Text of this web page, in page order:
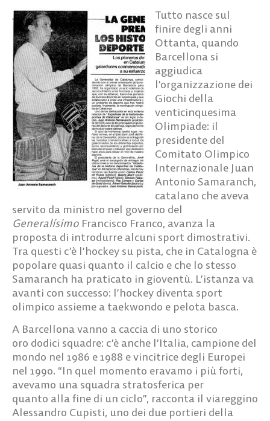
Tutto nasce sul
finire degli anni
Ottanta, quando
Barcellona si
aggiudica
l’organizzazione dei
Giochi della
venticinquesima
Olimpiade: il
presidente del
Comitato Olimpico
Internazionale Juan
Antonio Samaranch,
catalano che aveva
servito da ministro nel governo del
Generalísimo Francisco Franco, avanza la
proposta di introdurre alcuni sport dimostrativi.
Tra questi c’è l’hockey su pista, che in Catalogna è
popolare quasi quanto il calcio e che lo stesso
Samaranch ha praticato in gioventù. L’istanza va
avanti con successo: l’hockey diventa sport
olimpico assieme a taekwondo e pelota basca.
A Barcellona vanno a caccia di uno storico
oro dodici squadre: c’è anche l’Italia, campione del
mondo nel 1986 e 1988 e vincitrice degli Europei
nel 1990. “In quel momento eravamo i più forti,
avevamo una squadra stratosferica per
quanto alla fine di un ciclo”, racconta il viareggino
Alessandro Cupisti, uno dei due portieri della